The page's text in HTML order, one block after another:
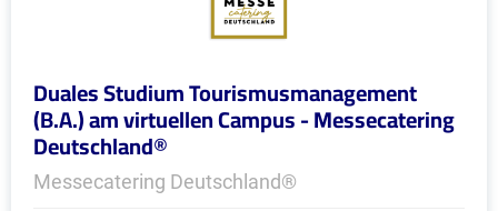
Duales Studium Tourismusmanagement
(B.A.) am virtuellen Campus - Messecatering
Deutschland®
Messecatering Deutschland®